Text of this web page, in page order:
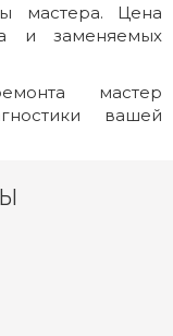
мастера. Цена
и заменяемых
мастер
вашей